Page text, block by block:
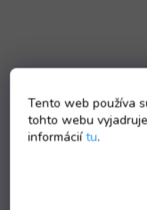
Tento web používa
tohto webu
informáciítu.